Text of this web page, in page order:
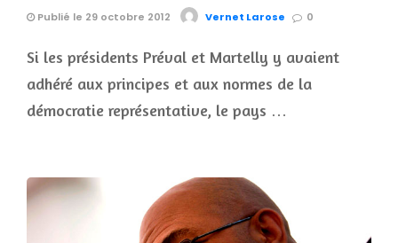
Publié le 29 octobre 2012 Vernet Larose 0
Si les présidents Préval et Martelly y avaient
adhéré aux principes et aux normes de la
démocratie représentative, le pays …